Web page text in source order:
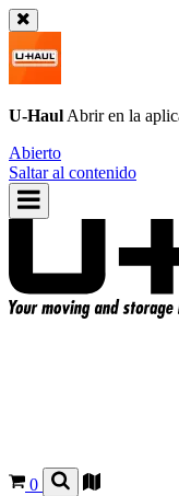
U-Haul Abrir en la
Abierto
Saltar al contenido
0